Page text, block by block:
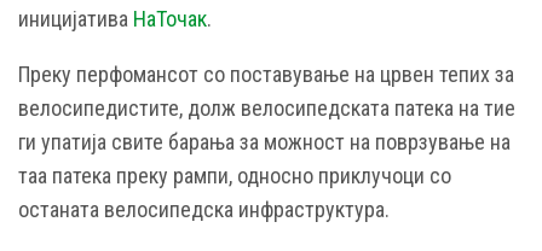
иницијатива НаТочак.
Преку перфомансот со поставување на црвен тепих за
велосипедистите, долж велосипедската патека на тие
ги упатија свите барања за можност на поврзување на
таа патека преку рампи, односно приклучоци со
останата велосипедска инфраструктура.